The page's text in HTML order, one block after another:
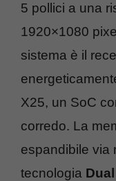
5 pollici a una
1920×1080
sistema è il
X25, un SoC
corredo. La
espandibile via
tecnologia